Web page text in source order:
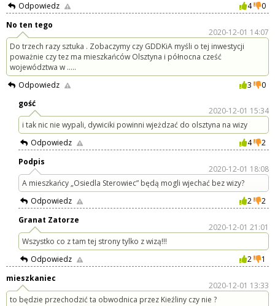
Odpowiedz
4
0
No ten tego
2020-12-01 14:07
Do trzech razy sztuka . Zobaczymy czy GDDKiA myśli o tej inwestycji
poważnie czy tez ma mieszkańców Olsztyna i północna cześć
województwa w .....
Odpowiedz
3
0
gość
2020-12-01 15:34
i tak nic nie wypali, dywiciki powinni wjeżdzać do olsztyna na wizy
Odpowiedz
4
2
Podpis
2020-12-01 18:08
A mieszkańcy „Osiedla Sterowiec” będą mogli wjechać bez wizy?
Odpowiedz
2
2
Granat Zatorze
2020-12-01 21:01
Wszystko co z tam tej strony tylko z wizą!!!
Odpowiedz
2
1
mieszkaniec
2020-12-01 13:33
to będzie przechodzić ta obwodnica przez Kieźliny czy nie ?